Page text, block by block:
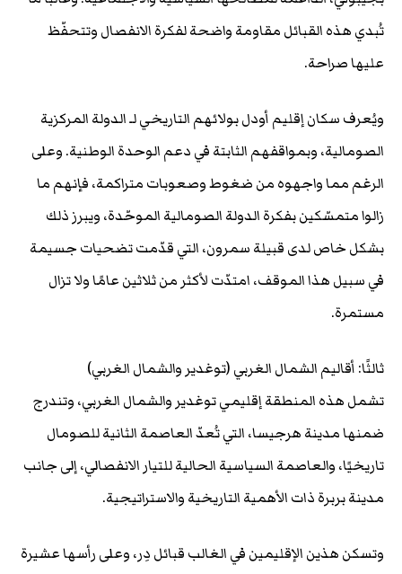
تُبدي هذه القبائل مقاومة واضحة لفكرة الانفصال وتتحفّظ
عليها صراحة.
ويُعرف سكان إقليم أودل بولائهم التاريخي لـ الدولة المركزية
الصومالية، وبمواقفهم الثابتة في دعم الوحدة الوطنية. وعلى
الرغم مما واجهوه من ضغوط وصعوبات متراكمة، فإنهم ما
زالوا متمسّكين بفكرة الدولة الصومالية الموحّدة، ويبرز ذلك
بشكل خاص لدى قبيلة سمرون، التي قدّمت تضحيات جسيمة
في سبيل هذا الموقف، امتدّت لأكثر من ثلاثين عامًا ولا تزال
مستمرة.
ثالثًا: أقاليم الشمال الغربي (توغدير والشمال الغربي)
تشمل هذه المنطقة إقليمي توغدير والشمال الغربي، وتندرج
ضمنها مدينة هرجيسا، التي تُعدّ العاصمة الثانية للصومال
تاريخيًا، والعاصمة السياسية الحالية للتيار الانفصالي، إلى جانب
مدينة بربرة ذات الأهمية التاريخية والاستراتيجية.
وتسكن هذين الإقليمين في الغالب قبائل دِر، وعلى رأسها عشيرة